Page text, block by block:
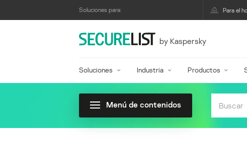
Soluciones para: Para el
by Kaspersky
Soluciones Industria Productos
Menú de contenidos